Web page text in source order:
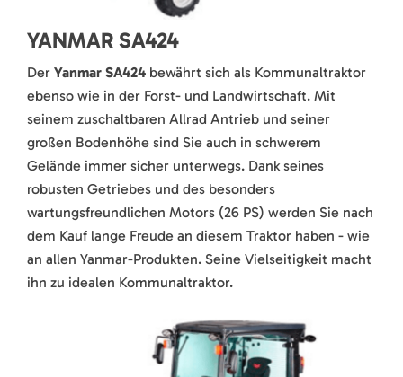
YANMAR SA424
Der Yanmar SA424 bewährt sich als Kommunaltraktor
ebenso wie in der Forst- und Landwirtschaft. Mit
seinem zuschaltbaren Allrad Antrieb und seiner
großen Bodenhöhe sind Sie auch in schwerem
Gelände immer sicher unterwegs. Dank seines
robusten Getriebes und des besonders
wartungsfreundlichen Motors (26 PS) werden Sie nach
dem Kauf lange Freude an diesem Traktor haben - wie
an allen Yanmar-Produkten. Seine Vielseitigkeit macht
ihn zu idealen Kommunaltraktor.